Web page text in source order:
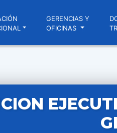
GERENCIAS Y
OFICINAS